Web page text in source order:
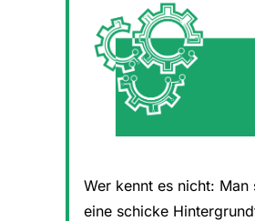
Wer kennt es nicht: Man
eine schicke